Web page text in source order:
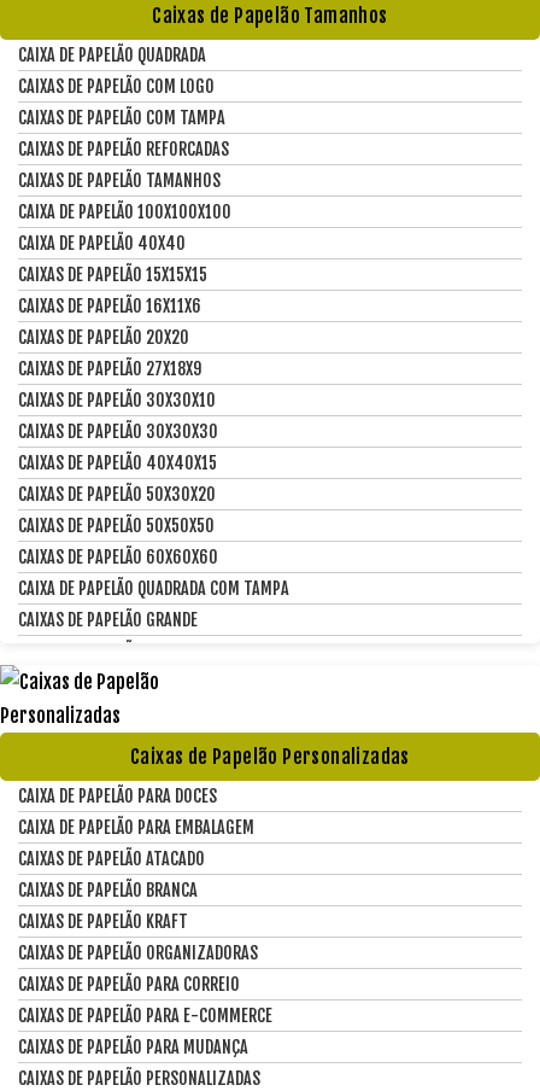
Caixas de Papelão Tamanhos
CAIXA DE PAPELÃO QUADRADA
CAIXAS DE PAPELÃO COM LOGO
CAIXAS DE PAPELÃO COM TAMPA
CAIXAS DE PAPELÃO REFORCADAS
CAIXAS DE PAPELÃO TAMANHOS
CAIXA DE PAPELÃO 100X100X100
CAIXA DE PAPELÃO 40X40
CAIXAS DE PAPELÃO 15X15X15
CAIXAS DE PAPELÃO 16X11X6
CAIXAS DE PAPELÃO 20X20
CAIXAS DE PAPELÃO 27X18X9
CAIXAS DE PAPELÃO 30X30X10
CAIXAS DE PAPELÃO 30X30X30
CAIXAS DE PAPELÃO 40X40X15
CAIXAS DE PAPELÃO 50X30X20
CAIXAS DE PAPELÃO 50X50X50
CAIXAS DE PAPELÃO 60X60X60
CAIXA DE PAPELÃO QUADRADA COM TAMPA
CAIXAS DE PAPELÃO GRANDE
CAIXAS DE PAPELÃO TUBO
Caixas de Papelão Personalizadas
CAIXA DE PAPELÃO PARA DOCES
CAIXA DE PAPELÃO PARA EMBALAGEM
CAIXAS DE PAPELÃO ATACADO
CAIXAS DE PAPELÃO BRANCA
CAIXAS DE PAPELÃO KRAFT
CAIXAS DE PAPELÃO ORGANIZADORAS
CAIXAS DE PAPELÃO PARA CORREIO
CAIXAS DE PAPELÃO PARA E-COMMERCE
CAIXAS DE PAPELÃO PARA MUDANÇA
CAIXAS DE PAPELÃO PERSONALIZADAS